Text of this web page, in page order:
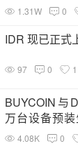
1.31W 0
IDR 现已正式
97 0 1
BUYCOIN与
万台设备预
反哺用户，开
4.08K 0